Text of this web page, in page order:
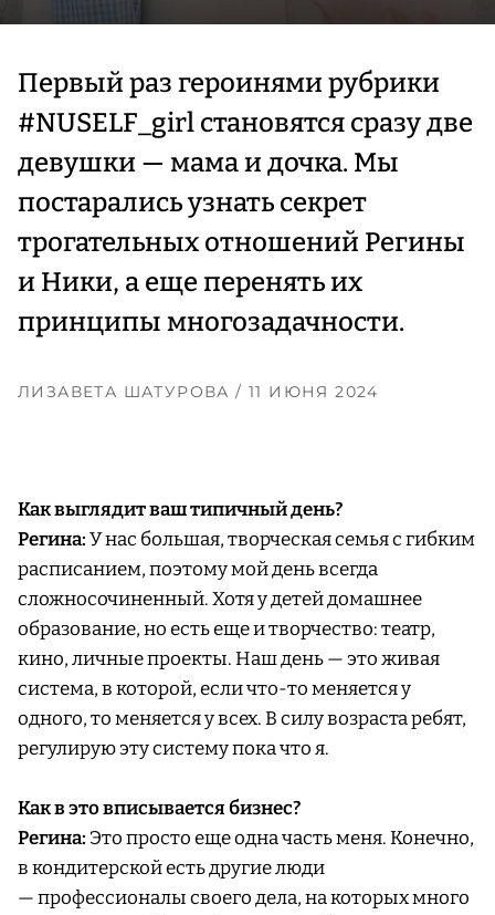
Первый раз героинями рубрики
#NUSELF_girl становятся сразу две
девушки — мама и дочка. Мы
постарались узнать секрет
трогательных отношений Регины
и Ники, а еще перенять их
принципы многозадачности.
ЛИЗАВЕТА ШАТУРОВА/ 11 ИЮНЯ 2024
Как выглядит ваш типичный день?
Регина:У нас большая, творческая семья с гибким
расписанием, поэтому мой день всегда
сложносочиненный. Хотя у детей домашнее
образование, но есть еще и творчество: театр,
кино, личные проекты. Наш день — это живая
система, в которой, если что-то меняется у
одного, то меняется у всех. В силу возраста ребят,
регулирую эту систему пока что я.
Как в это вписывается бизнес?
Регина: Это просто еще одна часть меня. Конечно,
в кондитерской есть другие люди
— профессионалы своего дела, на которых много